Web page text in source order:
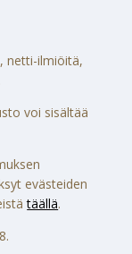
netti-ilmiöitä,
voi sisältää
evästeiden
täällä.